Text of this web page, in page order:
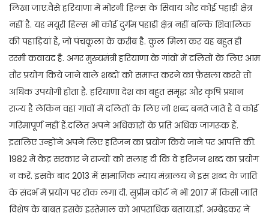
लिखा जाए.वैसे हरियाणा में मोरनी हिल्स के सिवाय और कोई पहाड़ी क्षेत्र
नहीं है. यह मयूरी हिल्स भी कोई दुर्गम पहाड़ी क्षेत्र नहीं बल्कि शिवालिक
की पहाड़ियां हैं, जो पंचकूला के क़रीब है. कुल मिला कर यह बहुत ही
रस्मी कवायद है. अगर मुख्यमंत्री हरियाणा के गांवों में दलितों के लिए आम
तौर प्रयोग किये जाने वाले शब्दों को समाप्त करने का फ़ैसला करते तो
अधिक उपयोगी होता है. हरियाणा देश का बहुत समृद्ध और कृषि प्रधान
राज्य है लेकिन वहां गांवों में दलितों के लिए जो शब्द बनते जाते हैं वे कोई
गरिमापूर्ण नहीं हैं.दलित अपने अधिकारों के प्रति अधिक जागरूक हैं.
इसलिए उन्होंने अपने लिए हरिजन का प्रयोग किये जाने पर आपत्ति की.
1982 में केंद्र सरकार ने राज्यों को सलाह दी कि वे हरिजन शब्द का प्रयोग
न करें. इसके बाद 2013 में सामाजिक न्याय मंत्रालय ने इस शब्द के जाति
के संदर्भ में प्रयोग पर रोक लगा दी. सुप्रीम कोर्ट ने भी 2017 में किसी जाति
विशेष के बाबत इसके इस्तेमाल को आपराधिक बताया.डॉ. अम्बेडकर ने